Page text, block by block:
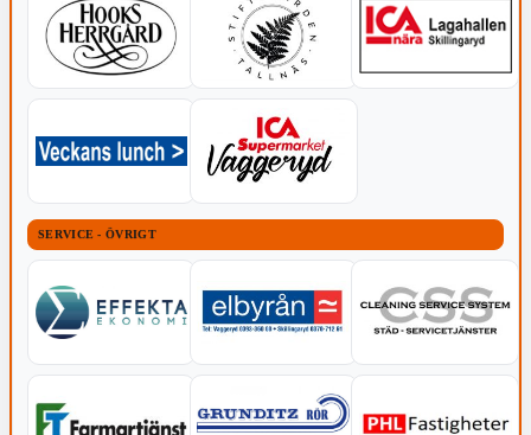
SERVICE - ÖVRIGT